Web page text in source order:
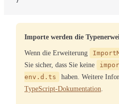
Importe werden die
Wenn die Erweiterung
Sie sicher, dass Sie keine
env.d.ts
haben. Weitere
TypeScript-Dokumentation.